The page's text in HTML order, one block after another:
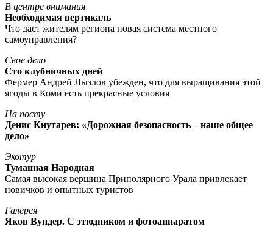
В центре внимания
Необходимая вертикаль
Что даст жителям региона новая система местного
самоуправления?
Свое дело
Сто клубничных дней
Фермер Андрей Лызлов убежден, что для выращивания этой
ягоды в Коми есть прекрасные условия
На посту
Денис Кнутарев: «Дорожная безопасность – наше общее
дело»
Экотур
Туманная Народная
Самая высокая вершина Приполярного Урала привлекает
новичков и опытных туристов
Галерея
Яков Вундер. С этюдником и фотоаппаратом